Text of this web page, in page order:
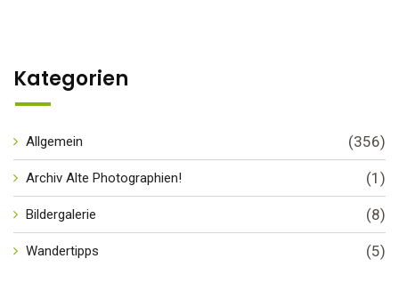
Kategorien
Allgemein (356)
Archiv Alte Photographien! (1)
Bildergalerie (8)
Wandertipps (5)